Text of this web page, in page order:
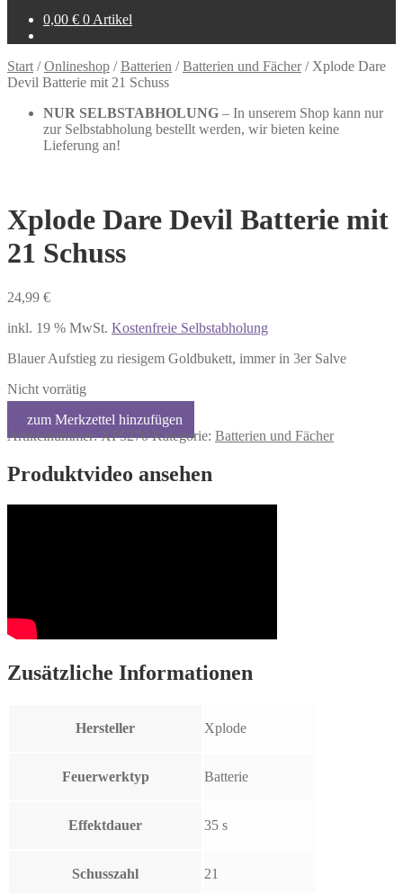
0,00 € 0 Artikel
Start /Onlineshop /Batterien /Batterien und Fächer/ Xplode Dare
Devil Batterie mit 21 Schuss
NUR SELBSTABHOLUNG – In unserem Shop kann nur
zur Selbstabholung bestellt werden, wir bieten keine
Lieferung an!
Xplode Dare Devil Batterie mit
21 Schuss
24,99 €
inkl. 19 % MwSt. Kostenfreie Selbstabholung
Blauer Aufstieg zu riesigem Goldbukett, immer in 3er Salve
Nicht vorrätig
Artikelnummer:XP5270 Kategorie: Batterien und Fächer
Produktvideo ansehen
Zusätzliche Informationen
Hersteller Xplode
Feuerwerktyp Batterie
Effektdauer 35 s
Schusszahl 21